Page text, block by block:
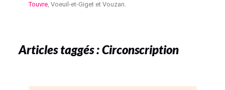
Touvre, Voeuil-et-Giget et Vouzan.
Articles taggés : Circonscription